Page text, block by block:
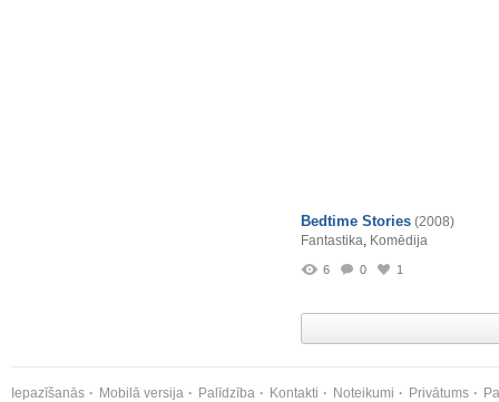
Bedtime Stories (2008)
Fantastika, Komēdija
6 0 1
Iepazīšanās Mobilā versija Palīdzība Kontakti Noteikumi Privātums